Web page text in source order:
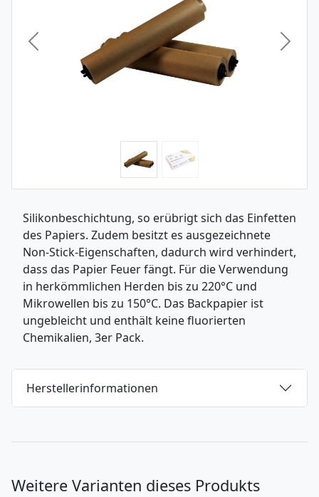
Vorheriges Bild
Silikonbeschichtung, so erübrigt sich das Einfetten
des Papiers. Zudem besitzt es ausgezeichnete
Non-Stick-Eigenschaften, dadurch wird verhindert,
dass das Papier Feuer fängt. Für die Verwendung
in herkömmlichen Herden bis zu 220°C und
Mikrowellen bis zu 150°C. Das Backpapier ist
ungebleicht und enthält keine fluorierten
Chemikalien, 3er Pack.
Herstellerinformationen
Weitere Varianten dieses Produkts